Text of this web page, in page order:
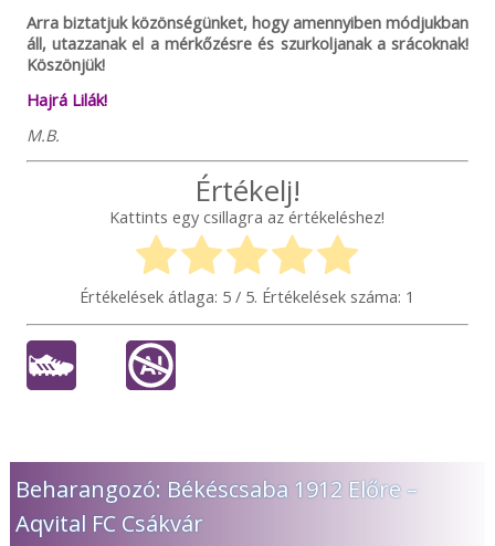
Arra biztatjuk közönségünket, hogy amennyiben módjukban
áll, utazzanak el a mérkőzésre és szurkoljanak a srácoknak!
Köszönjük!
Hajrá Lilák!
M.B.
Értékelj!
Kattints egy csillagra az értékeléshez!
Értékelések átlaga: 5 / 5. Értékelések száma: 1
Beharangozó: Békéscsaba 1912 Előre –
Aqvital FC Csákvár